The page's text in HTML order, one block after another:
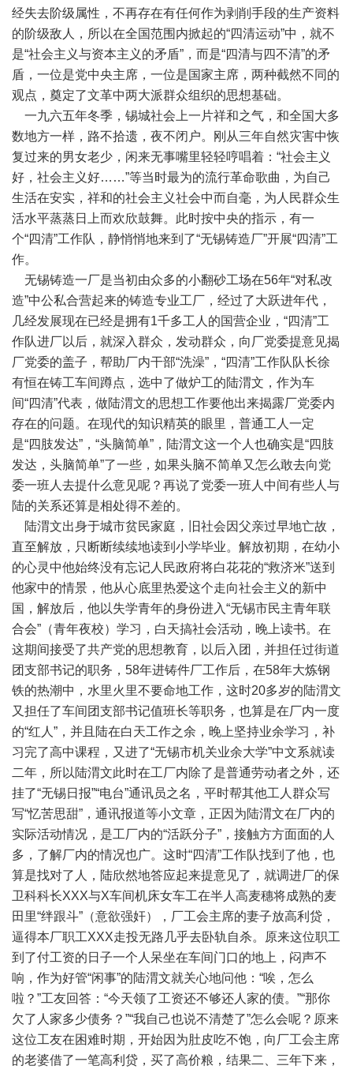
经失去阶级属性，不再存在有任何作为剥削手段的生产资料
的阶级敌人，所以在全国范围内掀起的“四清运动”中，就不
是“社会主义与资本主义的矛盾”，而是“四清与四不清”的矛
盾，一位是党中央主席，一位是国家主席，两种截然不同的
观点，奠定了文革中两大派群众组织的思想基础。
一九六五年冬季，锡城社会上一片祥和之气，和全国大多
数地方一样，路不拾遗，夜不闭户。刚从三年自然灾害中恢
复过来的男女老少，闲来无事嘴里轻轻哼唱着：“社会主义
好，社会主义好……”等当时最为的流行革命歌曲，为自己
生活在安实，祥和的社会主义社会中而自毫，为人民群众生
活水平蒸蒸日上而欢欣鼓舞。此时按中央的指示，有一
个“四清”工作队，静悄悄地来到了“无锡铸造厂”开展“四清”工
作。
无锡铸造一厂是当初由众多的小翻砂工场在56年“对私改
造”中公私合营起来的铸造专业工厂，经过了大跃进年代，
几经发展现在已经是拥有1千多工人的国营企业，“四清”工
作队进厂以后，就深入群众，发动群众，向厂党委提意见揭
厂党委的盖子，帮助厂内干部“洗澡”，“四清”工作队队长徐
有恒在铸工车间蹲点，选中了做炉工的陆渭文，作为车
间“四清”代表，做陆渭文的思想工作要他出来揭露厂党委内
存在的问题。在现代的知识精英的眼里，普通工人一定
是“四肢发达”，“头脑简单”，陆渭文这一个人也确实是“四肢
发达，头脑简单”了一些，如果头脑不简单又怎么敢去向党
委一班人去提什么意见呢？再说了党委一班人中间有些人与
陆的关系还算是相处得不差的。
陆渭文出身于城市贫民家庭，旧社会因父亲过早地亡故，
直至解放，只断断续续地读到小学毕业。解放初期，在幼小
的心灵中他始终没有忘记人民政府将白花花的“救济米”送到
他家中的情景，他从心底里热爱这个走向社会主义的新中
国，解放后，他以失学青年的身份进入“无锡市民主青年联
合会”（青年夜校）学习，白天搞社会活动，晚上读书。在
这期间接受了共产党的思想教育，以后入团，并担任过街道
团支部书记的职务，58年进铸件厂工作后，在58年大炼钢
铁的热潮中，水里火里不要命地工作，这时20多岁的陆渭文
又担任了车间团支部书记值班长等职务，也算是在厂内一度
的“红人”，并且陆在白天工作之余，晚上坚持业余学习，补
习完了高中课程，又进了“无锡市机关业余大学”中文系就读
二年，所以陆渭文此时在工厂内除了是普通劳动者之外，还
挂了“无锡日报”“电台”通讯员之名，平时帮其他工人群众写
写“忆苦思甜”，通讯报道等小文章，正因为陆渭文在厂内的
实际活动情况，是工厂内的“活跃分子”，接触方方面面的人
多，了解厂内的情况也广。这时“四清”工作队找到了他，也
算是找对了人，陆欣然地答应起来提意见了，就调进厂的保
卫科科长XXX与X车间机床女车工在半人高麦穗将成熟的麦
田里“绊跟斗”（意欲强奸），厂工会主席的妻子放高利贷，
逼得本厂职工XXX走投无路几乎去卧轨自杀。原来这位职工
到了付工资的日子一个人呆坐在车间门口的地上，闷声不
响，作为好管“闲事”的陆渭文就关心地问他：“唉，怎么
啦？”工友回答：“今天领了工资还不够还人家的债。”“那你
欠了人家多少债务？”“我自己也说不清楚了”怎么会呢？原来
这位工友在困难时期，开始因为肚皮吃不饱，向厂工会主席
的老婆借了一笔高利贷，买了高价粮，结果二、三年下来，